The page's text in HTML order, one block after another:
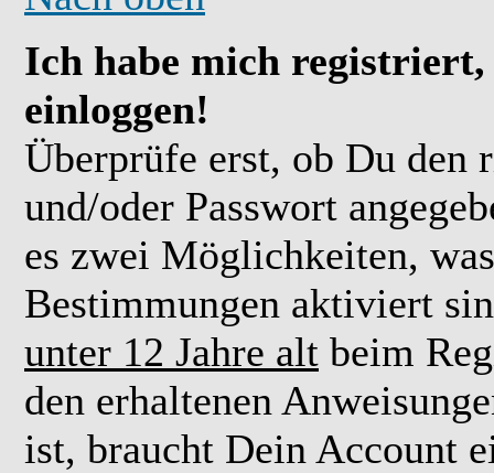
Ich habe mich
einloggen!
Überprüfe erst, ob Du den
und/oder Passwort
es zwei Möglichkeiten,
Bestimmungen aktiviert
unter 12 Jahre alt beim
den erhaltenen
ist, braucht Dein Account